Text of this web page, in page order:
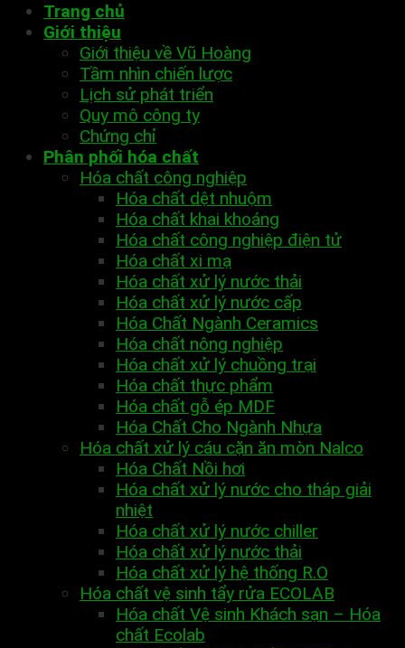
Trang chủ
Giới thiệu
Giới thiệu về Vũ Hoàng
Tầm nhìn chiến lược
Lịch sử phát triển
Quy mô công ty
Chứng chỉ
Phân phối hóa chất
Hóa chất công nghiệp
Hóa chất dệt nhuộm
Hóa chất khai khoáng
Hóa chất công nghiệp điện tử
Hóa chất xi mạ
Hóa chất xử lý nước thải
Hóa chất xử lý nước cấp
Hóa Chất Ngành Ceramics
Hóa chất nông nghiệp
Hóa chất xử lý chuồng trại
Hóa chất thực phẩm
Hóa chất gỗ ép MDF
Hóa Chất Cho Ngành Nhựa
Hóa chất xử lý cáu cặn ăn mòn Nalco
Hóa Chất Nồi hơi
Hóa chất xử lý nước cho tháp giải
nhiệt
Hóa chất xử lý nước chiller
Hóa chất xử lý nước thải
Hóa chất xử lý hệ thống R.O
Hóa chất vệ sinh tẩy rửa ECOLAB
Hóa chất Vệ sinh Khách sạn – Hóa
chất Ecolab